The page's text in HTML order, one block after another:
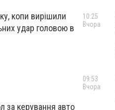
копи вирішили
удар головою в
за керування авто
10:25
Вчора
09:53
Вчора